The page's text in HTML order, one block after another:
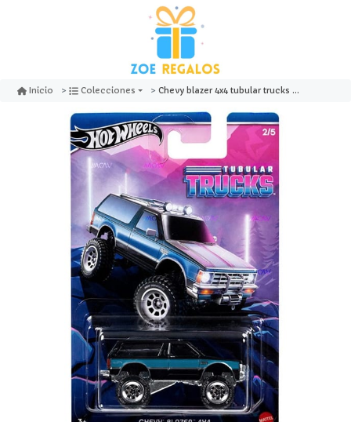
Inicio Colecciones Chevy blazer 4x4 tubular trucks - hotwheels